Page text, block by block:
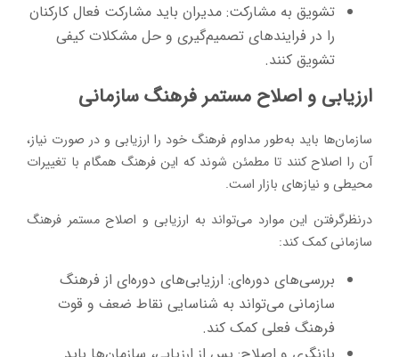
تشویق به مشارکت: مدیران باید مشارکت فعال کارکنان
را در فرایندهای تصمیم‌گیری و حل مشکلات کیفی
تشویق کنند.
ارزیابی و اصلاح مستمر فرهنگ سازمانی
سازمان‌ها باید به‌طور مداوم فرهنگ خود را ارزیابی و در صورت نیاز،
آن را اصلاح کنند تا مطمئن شوند که این فرهنگ همگام با تغییرات
محیطی و نیازهای بازار است.
درنظرگرفتن این موارد می‌تواند به ارزیابی و اصلاح مستمر فرهنگ
سازمانی کمک کند:
بررسی‌های دوره‌ای: ارزیابی‌های دوره‌ای از فرهنگ
سازمانی می‌تواند به شناسایی نقاط ضعف و قوت
فرهنگ فعلی کمک کند.